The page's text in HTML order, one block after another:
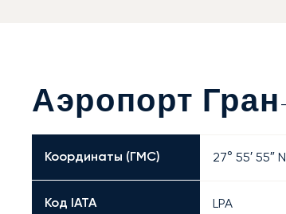
Аэропорт
Координаты (ГМС) 27° 55′ 55″
Код IATA LPA